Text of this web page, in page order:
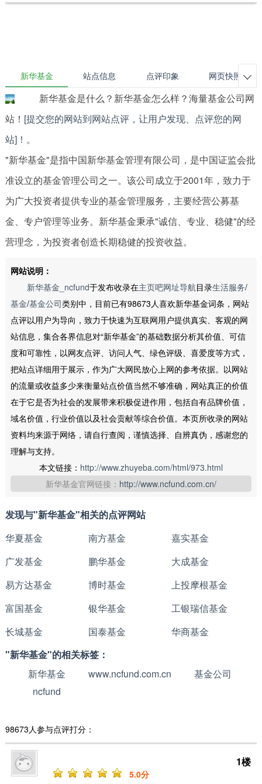
新华基金 站点信息 点评印象 网页快照 
新华基金是什么？新华基金怎么样？海量基金公司网
站！ [提交您的网站到网站点评，让用户发现、点评您的网
站]！ 。
"新华基金"是指中国新华基金管理有限公司，是中国证监会批
准设立的基金管理公司之一。该公司成立于2001年，致力于
为广大投资者提供专业的基金管理服务，主要经营公募基
金、专户管理等业务。新华基金秉承"诚信、专业、稳健"的经
营理念，为投资者创造长期稳健的投资收益。
网站说明：
新华基金_ncfund于发布收录在主页吧网址导航目录生活服务/
基金/基金公司类别中，目前已有98673人喜欢新华基金词条，网站
点评以用户为导向，致力于快速为互联网用户提供真实、客观的网
站信息，集合各界信息对“新华基金”的基础数据分析其价值、可信
度和可靠性，以网友点评、访问人气、绿色评级、喜爱度等方式，
把站点详细用于展示，作为广大网民放心上网的参考依据。以网站
的流量或收益多少来衡量站点价值当然不够准确，网站真正的价值
在于它是否为社会的发展带来积极促进作用，包括自有品牌价值，
域名价值，行业价值以及社会贡献等综合价值。本页所收录的网站
资料均来源于网络，请自行查阅，谨慎选择、自辨真伪，感谢您的
理解与支持。
本文链接： http://www.zhuyeba.com/html/973.html
新华基金官网链接： http://www.ncfund.com.cn/
发现与"新华基金"相关的点评网站
华夏基金
南方基金
嘉实基金
广发基金
鹏华基金
大成基金
易方达基金
博时基金
上投摩根基金
富国基金
银华基金
工银瑞信基金
长城基金
国泰基金
华商基金
"新华基金"的相关标签：
新华基金
www.ncfund.com.cn
基金公司
ncfund
98673人参与点评打分：
1楼
5.0分